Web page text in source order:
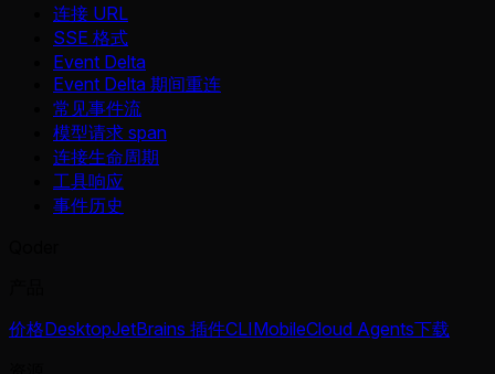
连接 URL
SSE 格式
Event Delta
Event Delta 期间重连
常见事件流
模型请求 span
连接生命周期
工具响应
事件历史
价格DesktopJetBrains 插件CLIMobileCloud Agents下载